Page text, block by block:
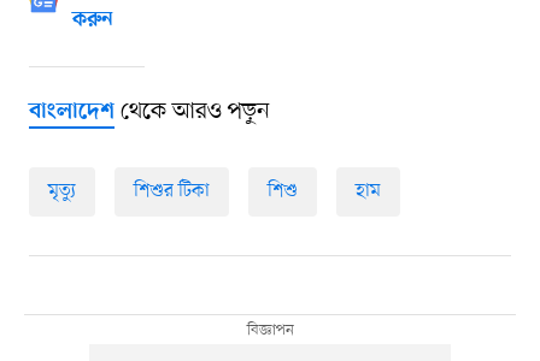
করুন
বাংলাদেশথেকে আরও পড়ুন
মৃত্যু শিশুর টিকা শিশু হাম